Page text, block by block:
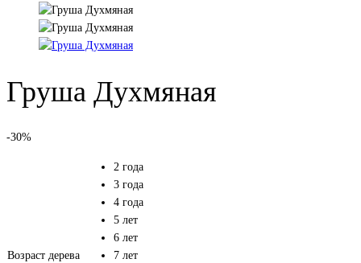
Груша Духмяная
-30%
Возраст дерева
2 года
3 года
4 года
5 лет
6 лет
7 лет